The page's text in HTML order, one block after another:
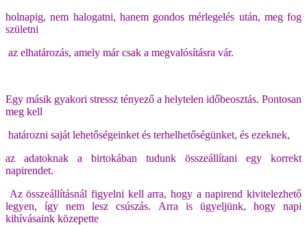
holnapig, nem halogatni, hanem gondos mérlegelés után, meg fog
születni
az elhatározás, amely már csak a megvalósításra vár.
Egy másik gyakori stressz tényező a helytelen időbeosztás. Pontosan
meg kell
határozni saját lehetőségeinket és terhelhetőségünket, és ezeknek,
az adatoknak a birtokában tudunk összeállítani egy korrekt
napirendet.
Az összeállításnál figyelni kell arra, hogy a napirend kivitelezhető
legyen, így nem lesz csúszás. Arra is ügyeljünk, hogy napi
kihívásaink közepette